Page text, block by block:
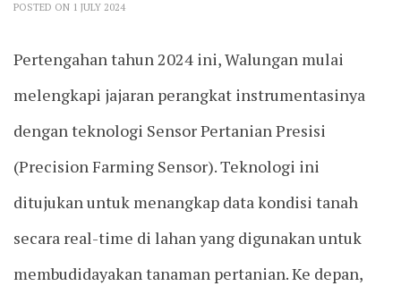
POSTED ON 1 JULY 2024
Pertengahan tahun 2024 ini, Walungan mulai
melengkapi jajaran perangkat instrumentasinya
dengan teknologi Sensor Pertanian Presisi
(Precision Farming Sensor). Teknologi ini
ditujukan untuk menangkap data kondisi tanah
secara real-time di lahan yang digunakan untuk
membudidayakan tanaman pertanian. Ke depan,